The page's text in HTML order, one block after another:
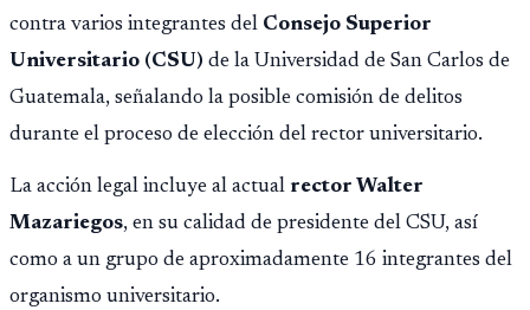
contra varios integrantes del Consejo Superior
Universitario (CSU) de la Universidad de San Carlos de
Guatemala, señalando la posible comisión de delitos
durante el proceso de elección del rector universitario.
La acción legal incluye al actual rector Walter
Mazariegos, en su calidad de presidente del CSU, así
como a un grupo de aproximadamente 16 integrantes del
organismo universitario.